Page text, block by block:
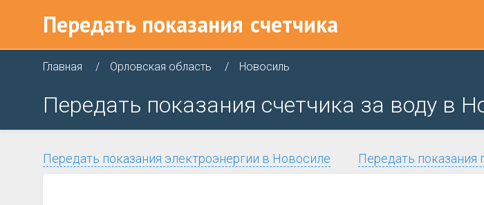
Передать показания счетчика
Главная Орловская область Новосиль
Передать показания счетчика за воду в
Передать показания электроэнергии в Новосиле Передать показания